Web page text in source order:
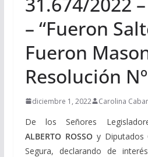
– “Fueron
Fueron
Resolución
diciembre 1, 2022 Carolina
De los Señores
ALBERTO ROSSOy Diputados
Segura, declarando de